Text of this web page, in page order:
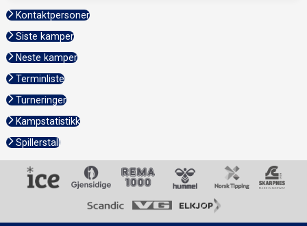
Kontaktpersoner
Siste kamper
Neste kamper
Terminliste
Turneringer
Kampstatistikk
Spillerstall